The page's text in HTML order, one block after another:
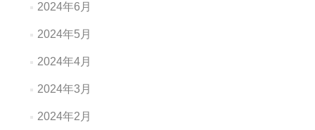
2024年6月
2024年5月
2024年4月
2024年3月
2024年2月